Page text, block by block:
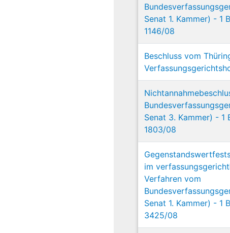
Senat 1. Kammer) - 1
1146/08
Beschluss vom
Senat 3. Kammer) - 1
1803/08
im
Verfahren vom
Senat 1. Kammer) - 1
3425/08